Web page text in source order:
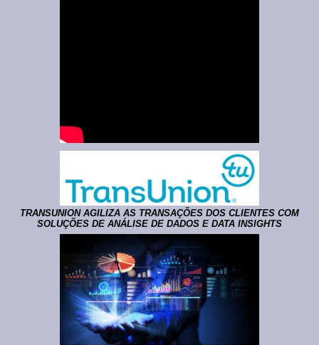
TRANSUNION AGILIZA AS TRANSAÇÕES DOS CLIENTES COM
SOLUÇÕES DE ANÁLISE DE DADOS E DATA INSIGHTS